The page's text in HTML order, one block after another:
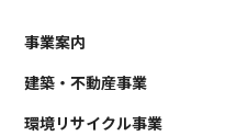
事業案内
建築・不動産事業
環境リサイクル事業